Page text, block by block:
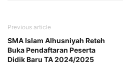
Previous article
SMA Islam Alhusniyah Reteh
Buka Pendaftaran Peserta
Didik Baru TA 2024/2025